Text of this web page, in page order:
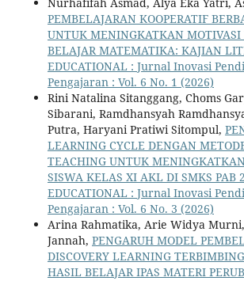
PEMBELAJARAN KOOPERATIF
UNTUK MENINGKATKAN
BELAJAR MATEMATIKA: KAJIAN
EDUCATIONAL : Jurnal Inovasi
Pengajaran : Vol. 6 No. 1 (2026)
Rini Natalina Sitanggang, Choms
Sibarani, Ramdhansyah
Putra, Haryani Pratiwi Sitompul,
LEARNING CYCLE DENGAN
TEACHING UNTUK
SISWA KELAS XI AKL DI SMKS PAB
EDUCATIONAL : Jurnal Inovasi
Pengajaran : Vol. 6 No. 3 (2026)
Arina Rahmatika, Arie Widya
Jannah, PENGARUH MODEL
DISCOVERY LEARNING
HASIL BELAJAR IPAS MATERI